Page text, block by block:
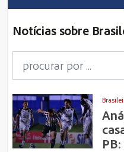
Notícias sobre